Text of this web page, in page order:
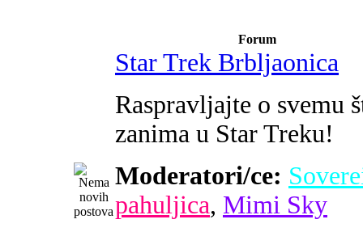
Forum
Star Trek Brbljaonica
Raspravljajte o svemu
zanima u Star Treku!
Moderatori/ce:
pahuljica, Mimi Sky